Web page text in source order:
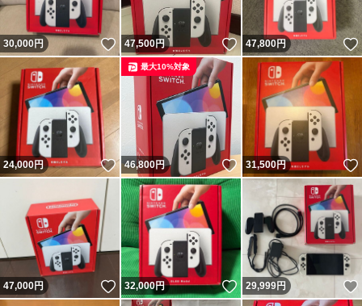
30,000円 いいね！
47,500円 いいね！
47,800円
24,000円 いいね！
46,800円 いいね！
最大10%対象
31,500円
47,000円 いいね！
32,000円 いいね！
29,999円